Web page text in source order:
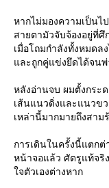
หากไม่มองความเป็นไ
สายตามัวจับจ้องอยู่ที่
เมื่อโถมกำลังทั้งหมด
ละถูกคู่แข่งยึดได้จนพ่
หลังอ่านจบ ผมตั้งกระ
เส้นแนวดิ่งและแนวขว
เหล่านี้มากมายถึงสาม
การเดินในครั้งนี้แตกต่
หน้าจอแล้ว ศัตรูแท้จริ
จตัวเองต่างหาก